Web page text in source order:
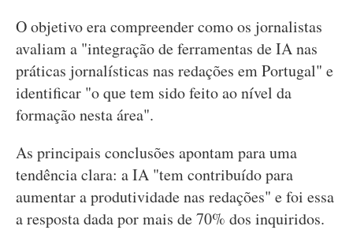
O objetivo era compreender como os jornalistas
avaliam a "integração de ferramentas de IA nas
práticas jornalísticas nas redações em Portugal" e
identificar "o que tem sido feito ao nível da
formação nesta área".
As principais conclusões apontam para uma
tendência clara: a IA "tem contribuído para
aumentar a produtividade nas redações" e foi essa
a resposta dada por mais de 70% dos inquiridos.